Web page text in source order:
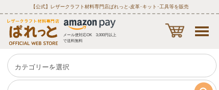
【公式】レザークラフト材料専門店ぱれっと‐皮革･キット･工具等を販売
メール便対応OK 3,000円以上
で送料無料